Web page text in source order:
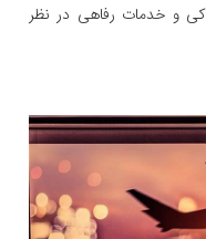
و خدمات رفاهی در نظر